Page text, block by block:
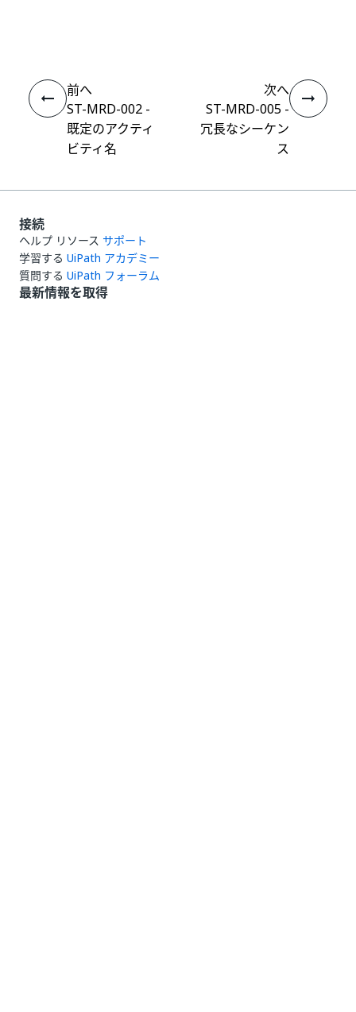
前へ
ST-MRD-002 -
既定のアクティ
ビティ名
次へ
ST-MRD-005 -
冗長なシーケン
ス
接続
ヘルプ リソース サポート
学習する UiPath アカデミー
質問する UiPath フォーラム
最新情報を取得